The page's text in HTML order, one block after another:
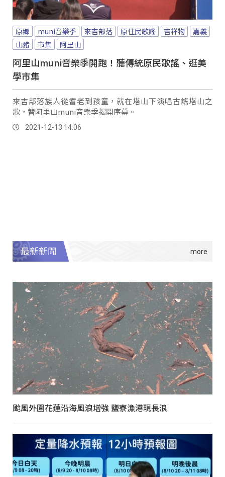
原鄉 muni音樂季 來吉部落 原住民歌謠 吉祥物
嘉義
山豬
市集 阿里山
阿里山muni音樂季開跑！聽傳統原民歌謠、逛美
學市集
來吉部落族人從耆老到孩童，就在塔山下演唱古謠塔山之
歌，替阿里山muni音樂季揭開序幕。
2021-12-13 14:06
最新新聞
颱風外圍花蓮沿海風浪增強 鹽寮漁港現長浪